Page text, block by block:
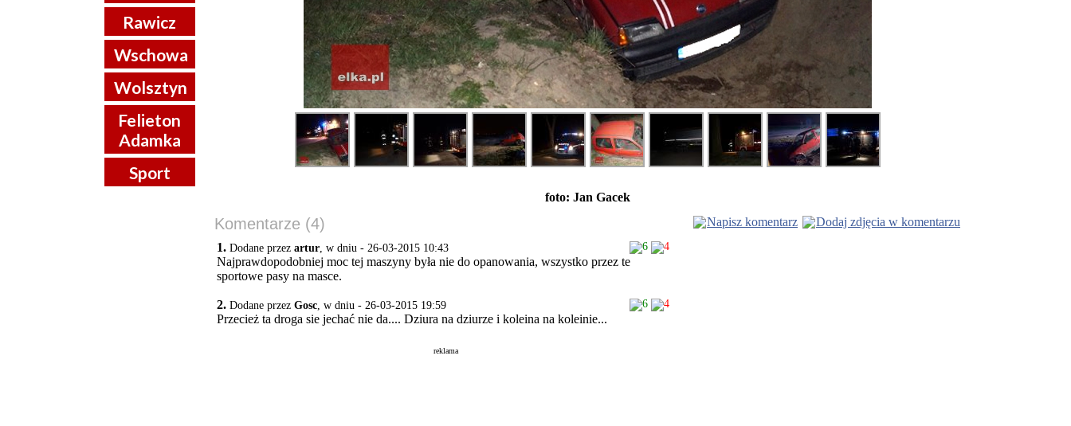
Rawicz
Wschowa
Wolsztyn
Felieton
Adamka
Sport
foto: Jan Gacek
Napisz komentarz
Dodaj zdjęcia w komentarzu
Komentarze (4)
1. Dodane przez artur, w dniu - 26-03-2015 10:43 6 4
Najprawdopodobniej moc tej maszyny była nie do opanowania, wszystko przez te
sportowe pasy na masce.
2. Dodane przez Gosc, w dniu - 26-03-2015 19:59 6 4
Przecież ta droga sie jechać nie da.... Dziura na dziurze i koleina na koleinie...
reklama